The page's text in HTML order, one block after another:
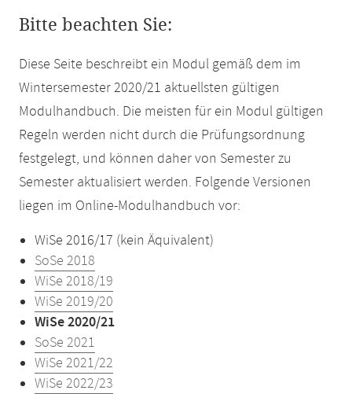
Bitte beachten Sie:
Diese Seite beschreibt ein Modul gemäß dem im
Wintersemester 2020/21 aktuellsten gültigen
Modulhandbuch. Die meisten für ein Modul gültigen
Regeln werden nicht durch die Prüfungsordnung
festgelegt, und können daher von Semester zu
Semester aktualisiert werden. Folgende Versionen
liegen im Online-Modulhandbuch vor:
WiSe 2016/17 (kein Äquivalent)
SoSe 2018
WiSe 2018/19
WiSe 2019/20
WiSe 2020/21
SoSe 2021
WiSe 2021/22
WiSe 2022/23